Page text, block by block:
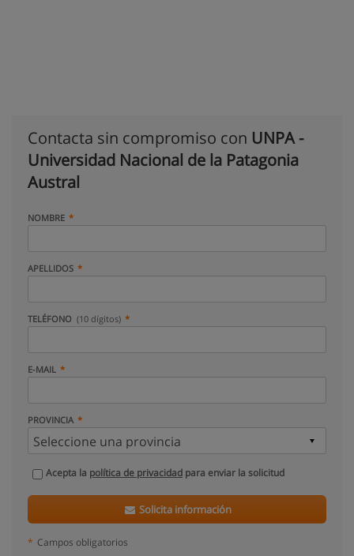
Contacta sin compromiso con UNPA -
Universidad Nacional de la Patagonia
Austral
NOMBRE
APELLIDOS
TELÉFONO (10 dígitos)
E-MAIL
PROVINCIA
Acepta la política de privacidad para enviar la solicitud
Solicita información
* Campos obligatorios